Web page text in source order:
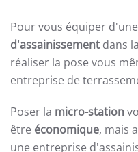
Pour vous équiper d'une
d'assainissement dans la
réaliser la pose vous
entreprise de
Poser la micro-station
être économique, mais
une entreprise